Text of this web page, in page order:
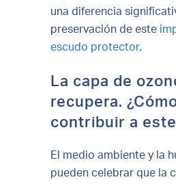
una diferencia
preservación de este
escudo protector.
La capa de
recupera.
contribuir a
El medio ambiente y la
pueden celebrar que la